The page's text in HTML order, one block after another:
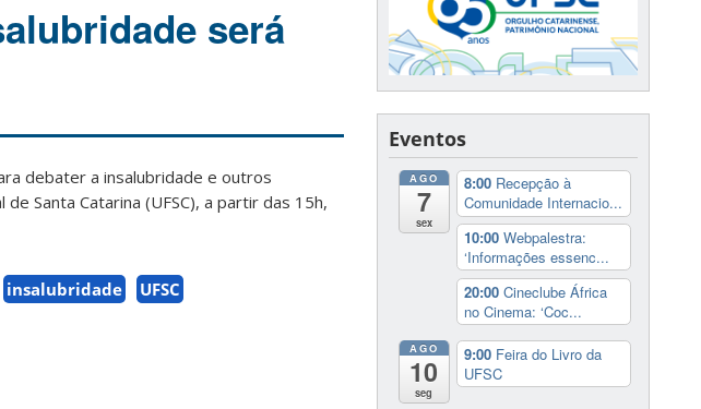
será
debater a insalubridade e outros
Santa Catarina (UFSC), a partir das 15h,
insalubridade UFSC
Eventos
AGO
7
sex
8:00 Recepção à
Comunidade Internacio...
10:00 Webpalestra:
‘Informações essenc...
20:00 Cineclube África
no Cinema: ‘Coc...
AGO
10
seg
9:00 Feira do Livro da
UFSC